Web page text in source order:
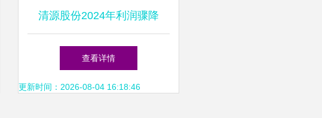
清源股份2024年利润骤降
46.67% 分布式光伏设计市场
遇冷，未来如何破局？
查看详情
更新时间：2026-08-04 16:18:46